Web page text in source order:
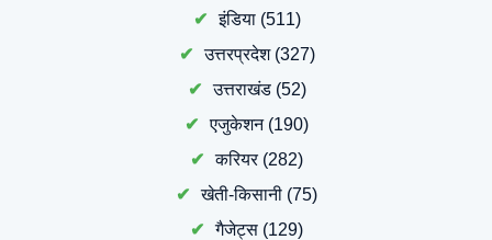
इंडिया(511)
उत्तरप्रदेश(327)
उत्तराखंड(52)
एजुकेशन(190)
करियर(282)
खेती-किसानी (75)
गैजेट्स (129)